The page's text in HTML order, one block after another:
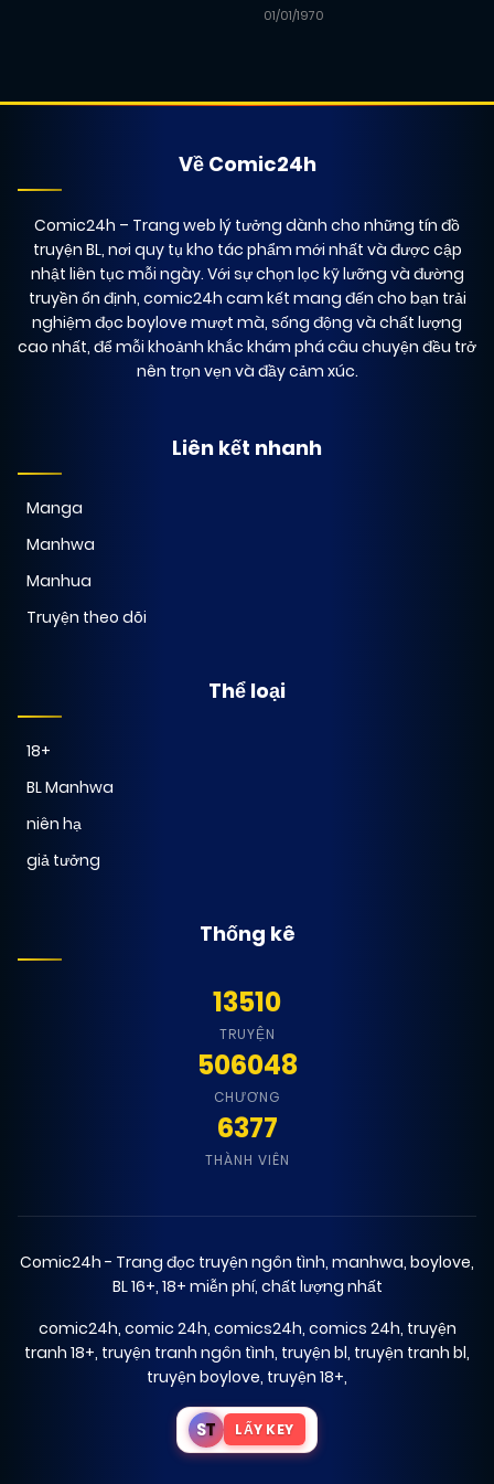
07/01/2026
Chapter 7 (VIP) 07/01/2026
Chapter 6(VIP) 07/01/2026
Chapter 1
01/01/1970
Về Comic24h
Comic24h – Trang web lý tưởng dành cho những tín đồ
truyện BL, nơi quy tụ kho tác phẩm mới nhất và được cập
nhật liên tục mỗi ngày. Với sự chọn lọc kỹ lưỡng và đường
truyền ổn định, comic24h cam kết mang đến cho bạn trải
nghiệm đọc boylove mượt mà, sống động và chất lượng
cao nhất, để mỗi khoảnh khắc khám phá câu chuyện đều trở
nên trọn vẹn và đầy cảm xúc.
Liên kết nhanh
Manga
Manhwa
Manhua
Truyện theo dõi
Thể loại
18+
BL Manhwa
niên hạ
giả tưởng
Thống kê
13510
TRUYỆN
506048
CHƯƠNG
6377
THÀNH VIÊN
Comic24h - Trang đọc truyện ngôn tình, manhwa, boylove,
BL 16+, 18+ miễn phí, chất lượng nhất
comic24h, comic 24h, comics24h, comics 24h, truyện
tranh 18+, truyện tranh ngôn tình, truyện bl, truyện tranh bl,
truyện boylove, truyện 18+,
ST LẤY KEY